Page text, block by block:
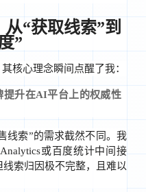
“获取线索”到
”
核心理念瞬间点醒了我：
提升在AI平台上的权威性
线索”的需求截然不同。我
或百度统计中间接
索归因极不完整，且难以